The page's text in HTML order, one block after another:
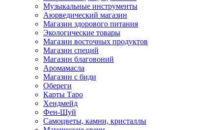
Музыкальные инструменты
Аюрведический магазин
Магазин здорового питания
Экологические товары
Магазин восточных продуктов
Магазин специй
Магазин благовоний
Аромамасла
Магазин с биди
Обереги
Карты Таро
Хендмейд
Фен-Шуй
Самоцветы, камни, кристаллы